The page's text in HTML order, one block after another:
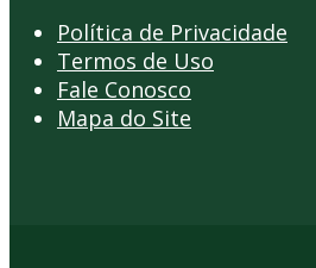
Política de Privacidade
Termos de Uso
Fale Conosco
Mapa do Site